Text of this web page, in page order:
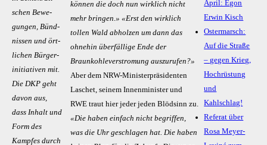
schen Be­we­
gun­gen, Bünd­
nis­sen und ört­
li­chen Bür­ger­
initia­ti­ven mit.
Die DKP geht
da­von aus,
dass In­halt und
Form des
Kamp­fes durch
können die doch nun wirklich nicht
mehr bringen.» «Erst den wirklich
tollen Wald abholzen um dann das
ohnehin überfällige Ende der
Braunkohleverstromung auszurufen?»
Aber dem NRW-Ministerpräsidenten
Laschet, seinem Innenminister und
RWE traut hier jeder jeden Blödsinn zu.
«Die haben einfach nicht begriffen,
was die Uhr geschlagen hat. Die haben
April: Egon
Erwin Kisch
Ostermarsch:
Auf die Straße
– gegen Krieg,
Hochrüstung
und
Kahlschlag!
Referat über
Rosa Meyer-